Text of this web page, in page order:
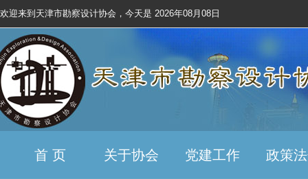
欢迎来到天津市勘察设计协会，今天是 2026年08月08日
首 页 关于协会 党建工作 政策